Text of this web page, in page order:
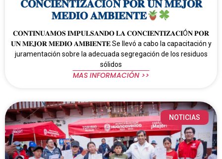
𝐂𝐎𝐍𝐂𝐈𝐄𝐍𝐓𝐈𝐙𝐀𝐂𝐈Ó𝐍 𝐏𝐎𝐑 𝐔𝐍 𝐌𝐄𝐉𝐎𝐑
𝐌𝐄𝐃𝐈𝐎 𝐀𝐌𝐁𝐈𝐄𝐍𝐓𝐄
𝐂𝐎𝐍𝐓𝐈𝐍𝐔𝐀𝐌𝐎𝐒 𝐈𝐌𝐏𝐔𝐋𝐒𝐀𝐍𝐃𝐎 𝐋𝐀 𝐂𝐎𝐍𝐂𝐈𝐄𝐍𝐓𝐈𝐙𝐀𝐂𝐈Ó𝐍 𝐏𝐎𝐑
𝐔𝐍 𝐌𝐄𝐉𝐎𝐑 𝐌𝐄𝐃𝐈𝐎 𝐀𝐌𝐁𝐈𝐄𝐍𝐓𝐄 Se llevó a cabo la capacitación y
juramentación sobre la adecuada segregación de los residuos
sólidos
MAS INFORMACIÓN >>
NOTICIAS